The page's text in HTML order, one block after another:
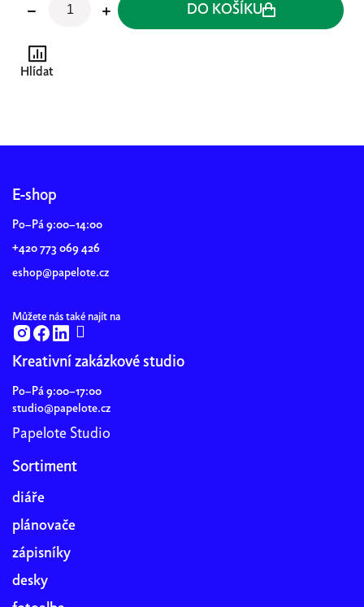
DO KOŠÍKU
Hlídat
E-shop
Po–Pá 9:00–14:00
+420 773 069 426
eshop@papelote.cz
Můžete nás také najít na
Kreativní zakázkové studio
Po–Pá 9:00–17:00
studio@papelote.cz
Papelote Studio
Sortiment
diáře
plánovače
zápisníky
desky